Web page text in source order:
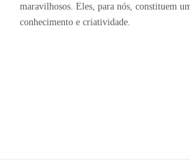
maravilhosos. Eles, para nós, constituem
conhecimento e criatividade.